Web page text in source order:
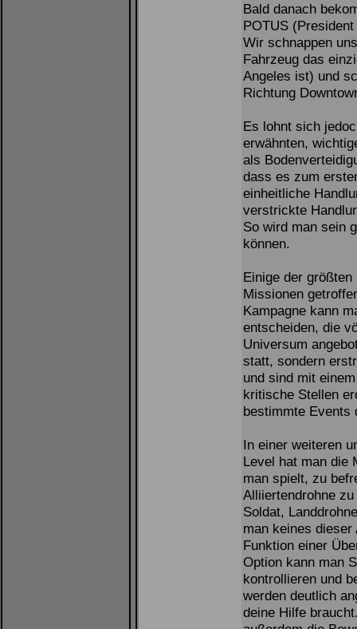
Bald danach
POTUS
Wir schnappen
Fahrzeug das
Angeles ist) und
Richtung
Es lohnt sich
erwähnten,
als
dass es zum
einheitliche
verstrickte
So wird man sein
können.
Einige der
Missionen
Kampagne kann
entscheiden, die
Universum
statt, sondern
und sind mit
kritische Stellen
bestimmte Events
In einer weiteren
Level hat man die
man spielt, zu
Alliiertendrohne
Soldat,
man keines
Funktion einer
Option kann man
kontrollieren und
werden deutlich
deine Hilfe